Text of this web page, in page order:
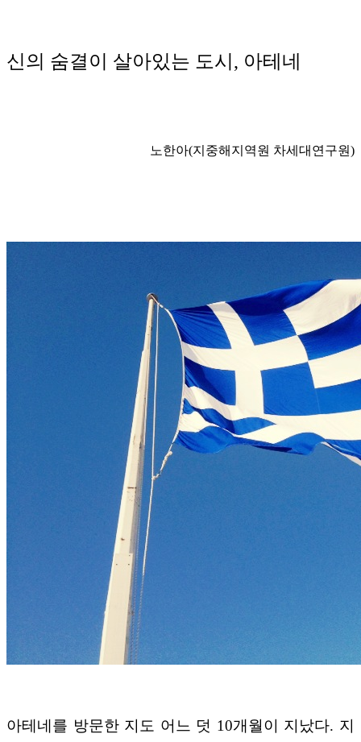
신의 숨결이 살아있는 도시, 아테네
노한아(지중해지역원 차세대연구원)
아테네를 방문한 지도 어느 덧 10개월이 지났다. 지